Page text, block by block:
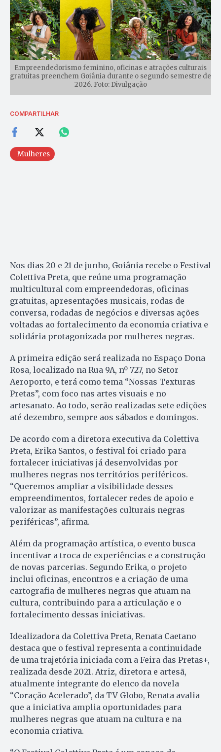
Empreendedorismo feminino, oficinas e atrações culturais
gratuitas preenchem Goiânia durante o segundo semestre de
2026. Foto: Divulgação
COMPARTILHAR
Mulheres
Nos dias 20 e 21 de junho, Goiânia recebe o Festival
Colettiva Preta, que reúne uma programação
multicultural com empreendedoras, oficinas
gratuitas, apresentações musicais, rodas de
conversa, rodadas de negócios e diversas ações
voltadas ao fortalecimento da economia criativa e
solidária protagonizada por mulheres negras.
A primeira edição será realizada no Espaço Dona
Rosa, localizado na Rua 9A, nº 727, no Setor
Aeroporto, e terá como tema “Nossas Texturas
Pretas”, com foco nas artes visuais e no
artesanato. Ao todo, serão realizadas sete edições
até dezembro, sempre aos sábados e domingos.
De acordo com a diretora executiva da Colettiva
Preta, Erika Santos, o festival foi criado para
fortalecer iniciativas já desenvolvidas por
mulheres negras nos territórios periféricos.
“Queremos ampliar a visibilidade desses
empreendimentos, fortalecer redes de apoio e
valorizar as manifestações culturais negras
periféricas”, afirma.
Além da programação artística, o evento busca
incentivar a troca de experiências e a construção
de novas parcerias. Segundo Erika, o projeto
inclui oficinas, encontros e a criação de uma
cartografia de mulheres negras que atuam na
cultura, contribuindo para a articulação e o
fortalecimento dessas iniciativas.
Idealizadora da Colettiva Preta, Renata Caetano
destaca que o festival representa a continuidade
de uma trajetória iniciada com a Feira das Pretas+,
realizada desde 2021. Atriz, diretora e artesã,
atualmente integrante do elenco da novela
“Coração Acelerado”, da TV Globo, Renata avalia
que a iniciativa amplia oportunidades para
mulheres negras que atuam na cultura e na
economia criativa.